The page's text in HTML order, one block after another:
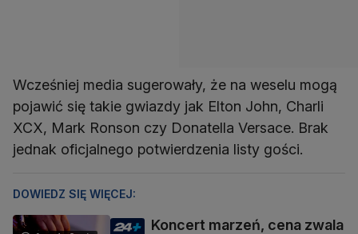
Wcześniej media sugerowały, że na weselu mogą
pojawić się takie gwiazdy jak Elton John, Charli
XCX, Mark Ronson czy Donatella Versace. Brak
jednak oficjalnego potwierdzenia listy gości.
DOWIEDZ SIĘ WIĘCEJ:
Koncert marzeń, cena zwala